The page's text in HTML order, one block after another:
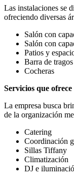
Las instalaciones se
ofreciendo diversas
Salón con
Salón con
Patios y
Barra de
Cocheras
Servicios que ofrece
La empresa busca
de la organización
Catering
Coordinación
Sillas Tiffany
Climatización
DJ e